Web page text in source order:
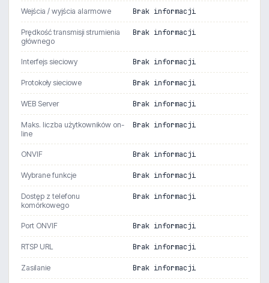
Wejścia / wyjścia alarmowe Brak informacji
Prędkość transmisji strumienia
głównego
Brak informacji
Interfejs sieciowy Brak informacji
Protokoły sieciowe Brak informacji
WEB Server Brak informacji
Maks. liczba użytkowników on-
line
Brak informacji
ONVIF Brak informacji
Wybrane funkcje Brak informacji
Dostęp z telefonu
komórkowego
Brak informacji
Port ONVIF Brak informacji
RTSP URL Brak informacji
Zasilanie Brak informacji